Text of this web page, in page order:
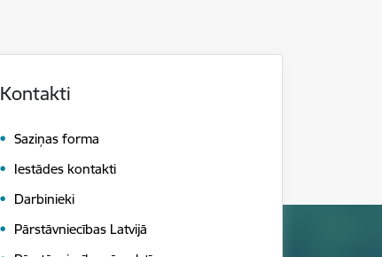
Kontakti
Saziņas forma
Iestādes kontakti
Darbinieki
Pārstāvniecības Latvijā